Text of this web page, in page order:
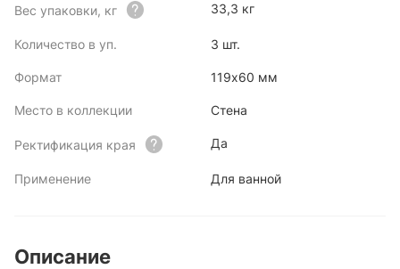
Вес упаковки, кг 33,3 кг
Количество в уп. 3 шт.
Формат 119x60 мм
Место в коллекции Стена
Ректификация края Да
Применение Для ванной
Описание